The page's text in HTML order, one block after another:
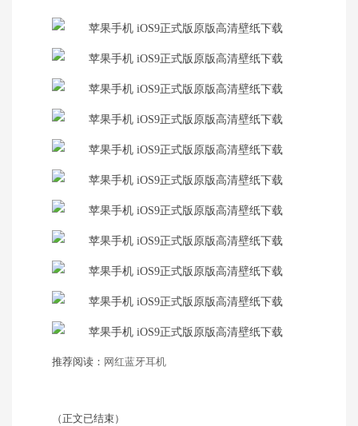
推荐阅读： 网红蓝牙耳机
（正文已结束）